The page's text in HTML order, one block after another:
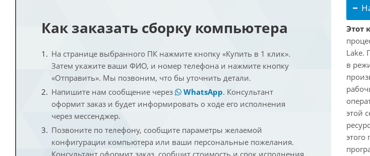
Как заказать сборку компьютера
На странице выбранного ПК нажмите кнопку «Купить в 1 клик».
Затем укажите ваши ФИО, и номер телефона и нажмите кнопку
«Отправить». Мы позвоним, что бы уточнить детали.
Напишите нам сообщение через
WhatsApp. Консультант
оформит заказ и будет информировать о ходе его исполнения
через мессенджер.
Позвоните по телефону, сообщите параметры желаемой
конфигурации компьютера или ваши персональные пожелания.
Консультант оформит заказ, сообщит стоимость и срок исполнения
Этот
Lake.
в
этой
этого